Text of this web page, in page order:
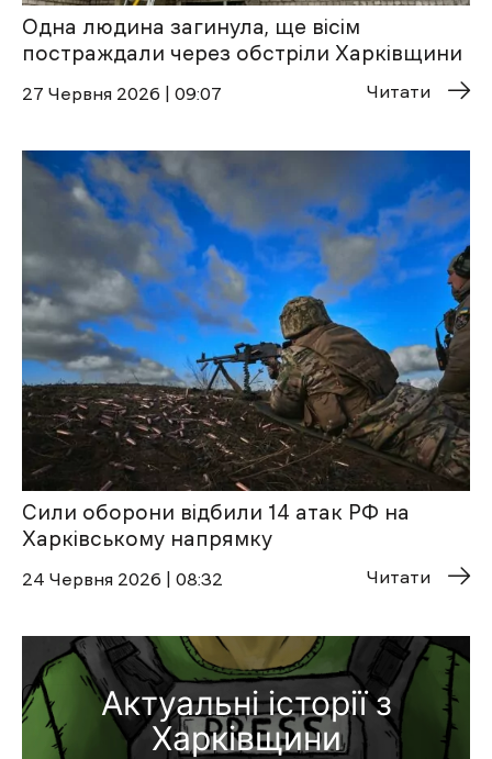
Одна людина загинула, ще вісім
постраждали через обстріли Харківщини
27 Червня 2026 | 09:07 Читати
Сили оборони відбили 14 атак РФ на
Харківському напрямку
24 Червня 2026 | 08:32 Читати
Актуальні історії з
Харківщини